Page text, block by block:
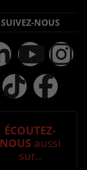
SUIVEZ-NOUS
ÉCOUTEZ-
NOUS aussi
sur..